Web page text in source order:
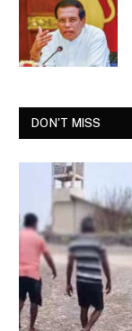
DON'T MISS